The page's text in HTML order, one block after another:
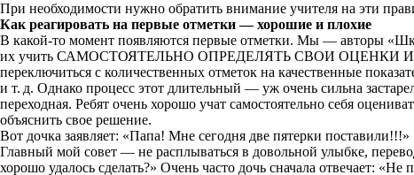
При необходимости нужно обратить внимание учителя на эти
Как реагировать на первые отметки — хорошие и плохие
В какой-то момент появляются первые отметки. Мы — авторы
их учить САМОСТОЯТЕЛЬНО ОПРЕДЕЛЯТЬ СВОИ ОЦЕНКИ И
переключиться с количественных отметок на качественные
и т. д. Однако процесс этот длительный — уж очень сильна
переходная. Ребят очень хорошо учат самостоятельно себя
объяснить свое решение.
Вот дочка заявляет: «Папа! Мне сегодня две пятерки поставили!!!»
Главный мой совет — не расплываться в довольной улыбке,
хорошо удалось сделать?» Очень часто дочь сначала отвечает: